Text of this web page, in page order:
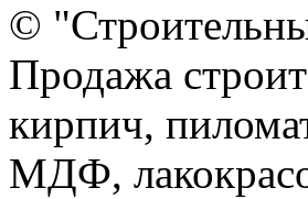
©
Продажа
кирпич,
МДФ,